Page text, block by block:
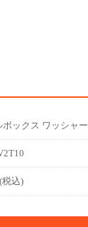
ボックス ワッシャー
税込)